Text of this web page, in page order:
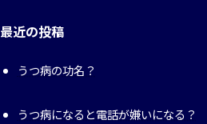
最近の投稿
うつ病の功名？
うつ病になると電話が嫌いになる？